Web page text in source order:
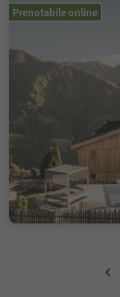
Prenotabile online